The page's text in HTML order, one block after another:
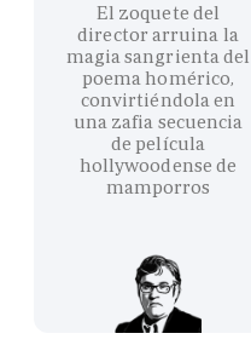
El zoquete del
director arruina la
magia sangrienta del
poema homérico,
convirtiéndola en
una zafia secuencia
de película
hollywoodense de
mamporros